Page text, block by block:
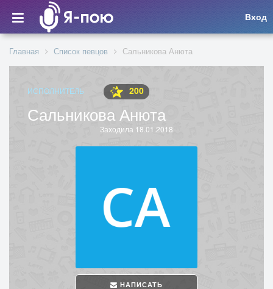
Вход
Главная Список певцов Сальникова Анюта
ИСПОЛНИТЕЛЬ 200
Сальникова Анюта
Заходила 18.01.2018
НАПИСАТЬ